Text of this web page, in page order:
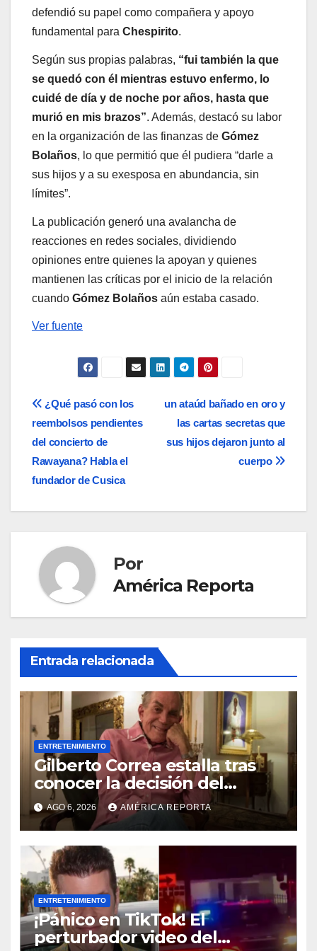
defendió su papel como compañera y apoyo
fundamental para Chespirito.
Según sus propias palabras, “fui también la que
se quedó con él mientras estuvo enfermo, lo
cuidé de día y de noche por años, hasta que
murió en mis brazos”. Además, destacó su labor
en la organización de las finanzas de Gómez
Bolaños, lo que permitió que él pudiera “darle a
sus hijos y a su exesposa en abundancia, sin
límites”.
La publicación generó una avalancha de
reacciones en redes sociales, dividiendo
opiniones entre quienes la apoyan y quienes
mantienen las críticas por el inicio de la relación
cuando Gómez Bolaños aún estaba casado.
Ver fuente
Navegación
de
entradas
un ataúd bañado en oro y
las cartas secretas que
sus hijos dejaron junto al
cuerpo
¿Qué pasó con los
reembolsos pendientes
del concierto de
Rawayana? Habla el
fundador de Cusica
Por
América Reporta
Entrada relacionada
ENTRETENIMIENTO
Gilberto Correa estalla tras
conocer la decisión del
tribunal en su caso
AGO 6, 2026 AMÉRICA REPORTA
ENTRETENIMIENTO
¡Pánico en TikTok! El
perturbador video del